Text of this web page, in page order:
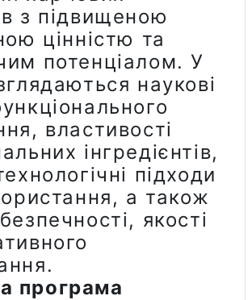
з підвищеною
цінністю та
потенціалом. У
наукові
властивості
інгредієнтів,
підходи
а також
якості
програма